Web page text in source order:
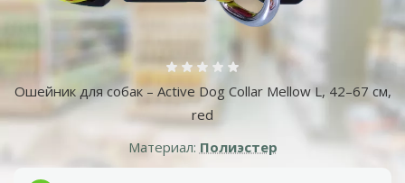
Ошейник для собак – Active Dog Collar Mellow L, 42–67 см,
red
Оценка 0%
Материал: Полиэстер